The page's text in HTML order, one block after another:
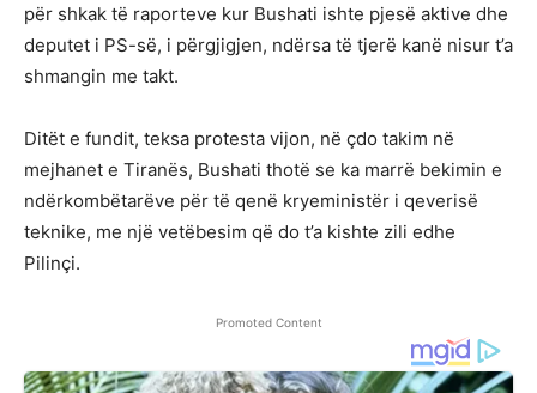
për shkak të raporteve kur Bushati ishte pjesë aktive dhe
deputet i PS-së, i përgjigjen, ndërsa të tjerë kanë nisur t’a
shmangin me takt.
Ditët e fundit, teksa protesta vijon, në çdo takim në
mejhanet e Tiranës, Bushati thotë se ka marrë bekimin e
ndërkombëtarëve për të qenë kryeministër i qeverisë
teknike, me një vetëbesim që do t’a kishte zili edhe
Pilinçi.
Promoted Content